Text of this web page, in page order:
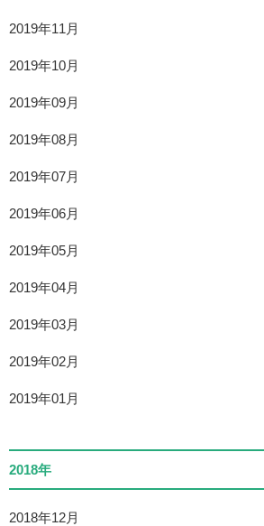
2019年11月
2019年10月
2019年09月
2019年08月
2019年07月
2019年06月
2019年05月
2019年04月
2019年03月
2019年02月
2019年01月
2018年
2018年12月